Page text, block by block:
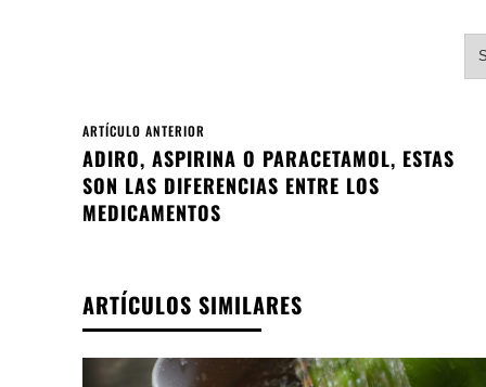
ARTÍCULO ANTERIOR
ADIRO, ASPIRINA O PARACETAMOL, ESTAS
SON LAS DIFERENCIAS ENTRE LOS
MEDICAMENTOS
ARTÍCULOS SIMILARES